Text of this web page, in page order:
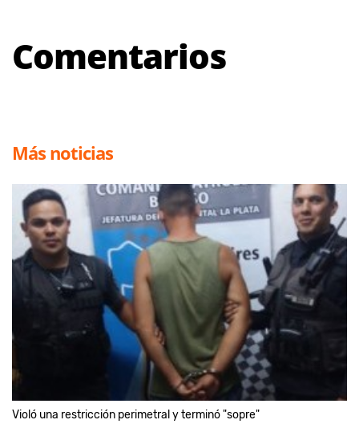
Comentarios
Más noticias
Violó una restricción perimetral y terminó "sopre"